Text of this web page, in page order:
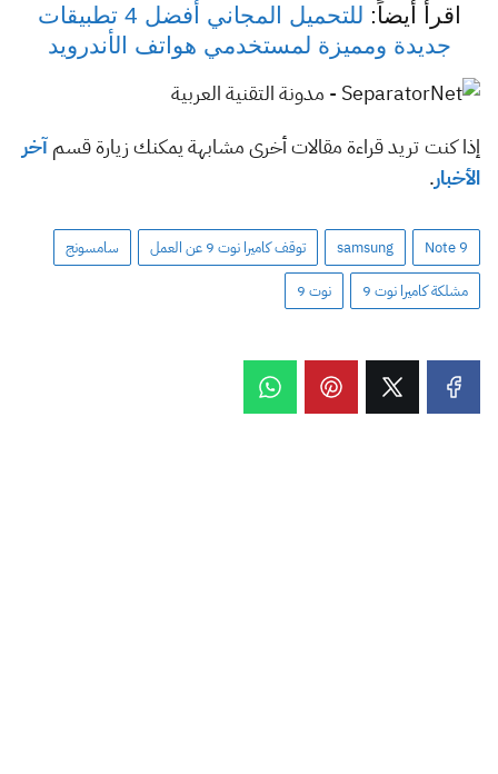
اقرأ أيضاً:
للتحميل المجاني أفضل 4 تطبيقات
جديدة ومميزة لمستخدمي هواتف الأندرويد
إذا كنت تريد قراءة مقالات أخرى مشابهة يمكنك زيارة قسمآخر
الأخبار.
Note 9
samsung توقف كاميرا نوت 9 عن العمل سامسونج
مشلكة كاميرا نوت 9 نوت 9